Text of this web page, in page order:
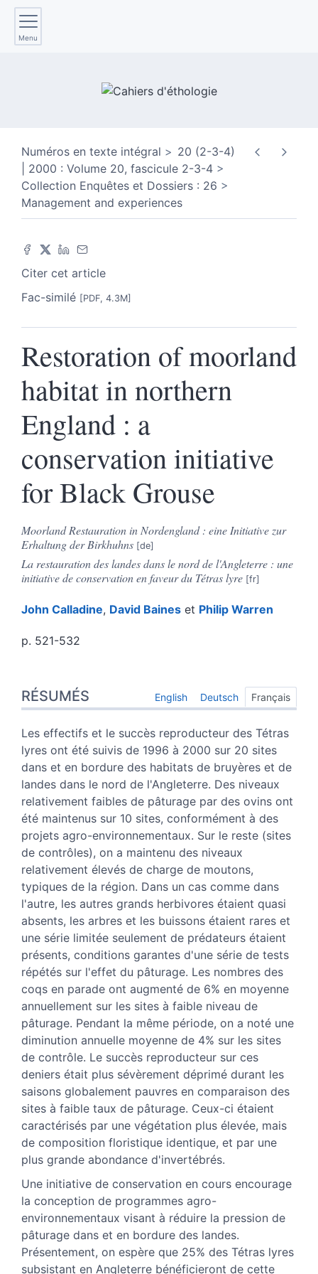
Menu
Numéros en texte intégral
20 (2-3-4)
| 2000 : Volume 20, fascicule 2-3-4
Collection Enquêtes et Dossiers : 26
Management and experiences
Citer cet article
Fac-similé [PDF, 4.3M]
Restoration of moorland
habitat in northern
England : a
conservation initiative
for Black Grouse
Moorland Restauration in Nordengland : eine Initiative zur
Erhaltung der Birkhuhns
La restauration des landes dans le nord de l'Angleterre : une
initiative de conservation en faveur du Tétras lyre
John Calladine, David Baines et Philip Warren
p. 521-532
Index
Texte
Citer cet article
Auteurs
RÉSUMÉS English Deutsch Français
Les effectifs et le succès reproducteur des Tétras
lyres ont été suivis de 1996 à 2000 sur 20 sites
dans et en bordure des habitats de bruyères et de
landes dans le nord de l'Angleterre. Des niveaux
relativement faibles de pâturage par des ovins ont
été maintenus sur 10 sites, conformément à des
projets agro-environnementaux. Sur le reste (sites
de contrôles), on a maintenu des niveaux
relativement élevés de charge de moutons,
typiques de la région. Dans un cas comme dans
l'autre, les autres grands herbivores étaient quasi
absents, les arbres et les buissons étaient rares et
une série limitée seulement de prédateurs étaient
présents, conditions garantes d'une série de tests
répétés sur l'effet du pâturage. Les nombres des
coqs en parade ont augmenté de 6% en moyenne
annuellement sur les sites à faible niveau de
pâturage. Pendant la même période, on a noté une
diminution annuelle moyenne de 4% sur les sites
de contrôle. Le succès reproducteur sur ces
deniers était plus sévèrement déprimé durant les
saisons globalement pauvres en comparaison des
sites à faible taux de pâturage. Ceux-ci étaient
caractérisés par une végétation plus élevée, mais
de composition floristique identique, et par une
plus grande abondance d'invertébrés.
Une initiative de conservation en cours encourage
la conception de programmes agro-
environnementaux visant à réduire la pression de
pâturage dans et en bordure des landes.
Présentement, on espère que 25% des Tétras lyres
subsistant en Angleterre bénéficieront de cette